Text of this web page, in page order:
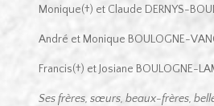
Monique(†) et Claude DERNYS-
André et Monique BOULOGNE-
Francis(†) et Josiane BOULOGNE-
Ses frères, sœurs, beaux-frères,